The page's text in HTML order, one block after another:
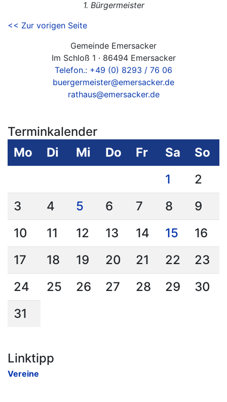
1. Bürgermeister
<< Zur vorigen Seite
Gemeinde Emersacker
Im Schloß 1 · 86494 Emersacker
Telefon.: +49 (0) 8293 / 76 06
buergermeister@emersacker.de
rathaus@emersacker.de
Terminkalender
Mo
Di Mi Do Fr Sa
So
1
2
3
4 5 6 7 8
9
10
11 12 13 14 15
16
17
18 19 20 21 22
23
24
25 26 27 28 29
30
31
Linktipp
Vereine